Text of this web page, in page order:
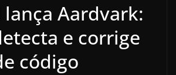
lança Aardvark:
e corrige
código